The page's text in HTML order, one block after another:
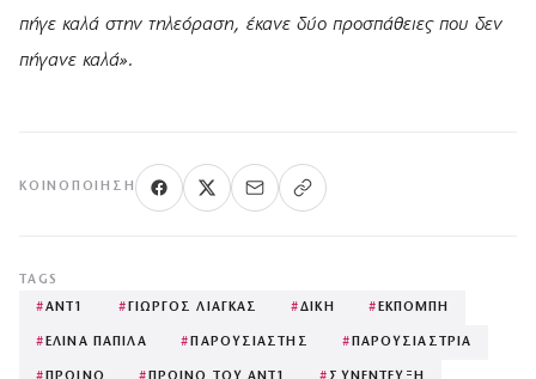
πήγε καλά στην τηλεόραση, έκανε δύο προσπάθειες που δεν
πήγανε καλά».
ΚΟΙΝΟΠΟΊΗΣΗ
TAGS
#ΑΝΤ1 # ΓΙΩΡΓΟΣ ΛΙΑΓΚΑΣ #ΔΙΚΗ # ΕΚΠΟΜΠΗ
# ΕΛΙΝΑ ΠΑΠΙΛΑ # ΠΑΡΟΥΣΙΑΣΤΗΣ # ΠΑΡΟΥΣΙΑΣΤΡΙΑ